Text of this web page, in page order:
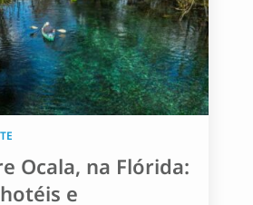
Ocala, na Flórida:
e